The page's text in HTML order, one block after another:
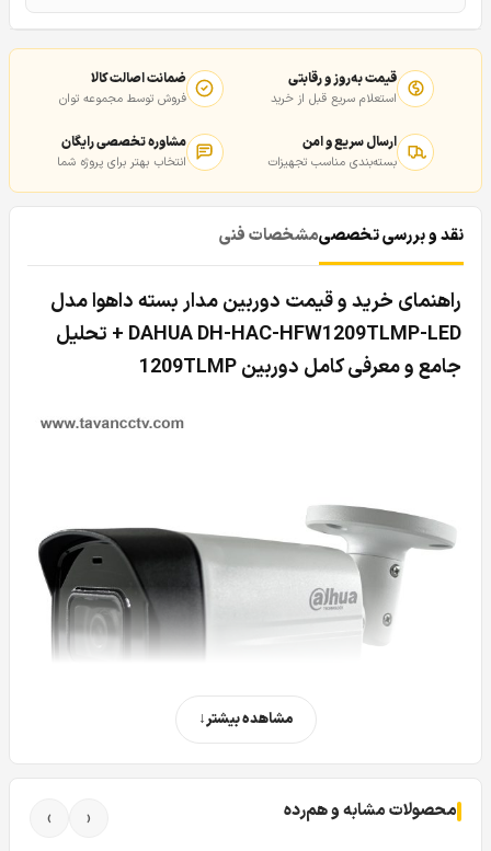
قیمت به‌روز و رقابتی
استعلام سریع قبل از خرید
ضمانت اصالت کالا
فروش توسط مجموعه توان
ارسال سریع و امن
بسته‌بندی مناسب تجهیزات
مشاوره تخصصی رایگان
انتخاب بهتر برای پروژه شما
نقد و بررسی تخصصیمشخصات فنی
راهنمای خرید و قیمت دوربین مدار بسته داهوا مدل
DAHUA DH-HAC-HFW1209TLMP-LED + تحلیل
جامع و معرفی کامل دوربین 1209TLMP
مشاهده بیشتر
محصولات مشابه و هم‌رده ‹
›